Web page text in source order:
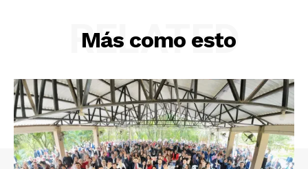
Más como esto
RELATED